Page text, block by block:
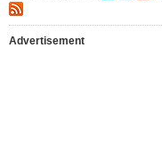
Advertisement